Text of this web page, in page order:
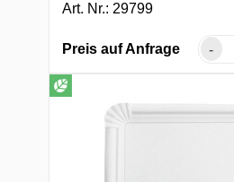
Art. Nr.: 29799
Preis auf Anfrage -